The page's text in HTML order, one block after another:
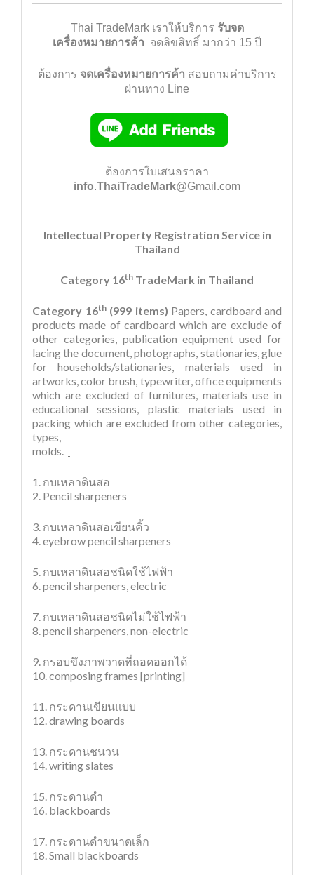
Thai TradeMarkเราให้บริการ รับจด
เครื่องหมายการค้า จดลิขสิทธิ์ มากว่า 15 ปี
ต้องการ จดเครื่องหมายการค้า สอบถามค่าบริการ
ผ่านทาง Line
ต้องการใบเสนอราคา
info.ThaiTradeMark@Gmail.com
Intellectual Property Registration Service in
Thailand
Category 16th TradeMark in Thailand
Category 16th(999 items) Papers, cardboard and
products made of cardboard which are exclude of
other categories, publication equipment used for
lacing the document, photographs, stationaries, glue
for households/stationaries, materials used in
artworks, color brush, typewriter, office equipments
which are excluded of furnitures, materials use in
educational sessions, plastic materials used in
packing which are excluded from other categories,
types,
molds.
1. กบเหลาดินสอ
2. Pencil sharpeners
3. กบเหลาดินสอเขียนคิ้ว
4. eyebrow pencil sharpeners
5. กบเหลาดินสอชนิดใช้ไฟฟ้า
6. pencil sharpeners, electric
7. กบเหลาดินสอชนิดไม่ใช้ไฟฟ้า
8. pencil sharpeners, non-electric
9. กรอบขึงภาพวาดที่ถอดออกได้
10. composing frames [printing]
11. กระดานเขียนแบบ
12. drawing boards
13. กระดานชนวน
14. writing slates
15. กระดานดำ
16. blackboards
17. กระดานดำขนาดเล็ก
18. Small blackboards